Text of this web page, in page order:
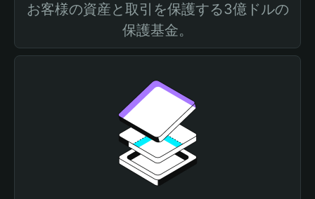
お客様の資産と取引を保護する3億ドルの
保護基金。